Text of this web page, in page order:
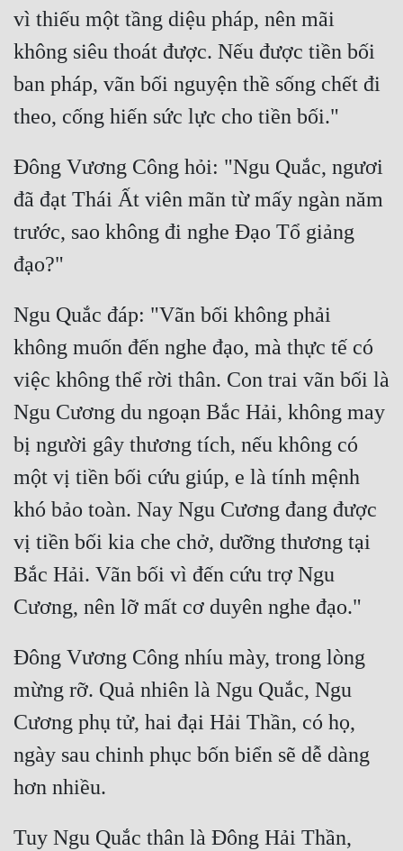
vì thiếu một tầng diệu pháp, nên mãi
không siêu thoát được. Nếu được tiền bối
ban pháp, vãn bối nguyện thề sống chết đi
Đông Vương Công hỏi: "Ngu Quắc, ngươi
đã đạt Thái Ất viên mãn từ mấy ngàn năm
trước, sao không đi nghe Đạo Tổ giảng
Ngu Quắc đáp: "Vãn bối không phải
không muốn đến nghe đạo, mà thực tế có
việc không thể rời thân. Con trai vãn bối là
Ngu Cương du ngoạn Bắc Hải, không may
bị người gây thương tích, nếu không có
một vị tiền bối cứu giúp, e là tính mệnh
khó bảo toàn. Nay Ngu Cương đang được
vị tiền bối kia che chở, dưỡng thương tại
Bắc Hải. Vãn bối vì đến cứu trợ Ngu
Đông Vương Công nhíu mày, trong lòng
mừng rỡ. Quả nhiên là Ngu Quắc, Ngu
Cương phụ tử, hai đại Hải Thần, có họ,
ngày sau chinh phục bốn biển sẽ dễ dàng
Tuy Ngu Quắc thân là Đông Hải Thần,